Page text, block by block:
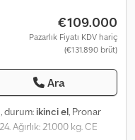
€109.000
Pazarlık Fiyatı KDV hariç
(€131.890 brüt)
Ara
, durum: ikinci el, Pronar
Ağırlık: 21.000 kg. CE